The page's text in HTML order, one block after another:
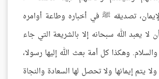
تصديقه ﷺ في أخباره وطاعة أوامره
لا يعبد الله سبحانه إلا بالشريعة التي جاء
وهكذا كل أمة بعث الله إليها رسولا،
يتم إيمانها ولا تحصل لها السعادة والنجاة